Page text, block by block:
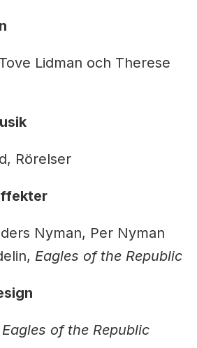
Lidman och Therese
Rörelser
Nyman, Per Nyman
Eagles of the Republic
Eagles of the Republic